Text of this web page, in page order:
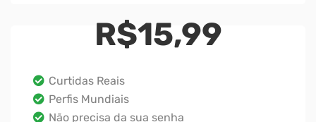
R$15,99
Curtidas Reais
Perfis Mundiais
Não precisa da sua senha